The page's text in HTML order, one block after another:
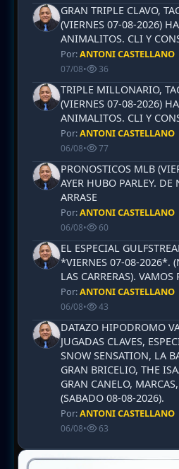
GRAN TRIPLE CLAVO,
(VIERNES 07-08-2026)
ANIMALITOS. CLI Y
Por:ANTONI CASTELLANO
07/08• 36
TRIPLE MILLONARIO,
(VIERNES 07-08-2026)
ANIMALITOS. CLI Y
Por:ANTONI CASTELLANO
06/08• 77
PRONOSTICOS MLB
AYER HUBO PARLEY. DE
ARRASE
Por:ANTONI CASTELLANO
06/08• 60
EL ESPECIAL
*VIERNES 07-08-2026*.
LAS CARRERAS). VAMOS
Por:ANTONI CASTELLANO
06/08• 43
DATAZO HIPODROMO
JUGADAS CLAVES,
SNOW SENSATION, LA
GRAN BRICELIO, THE
GRAN CANELO,
(SABADO 08-08-2026).
Por:ANTONI CASTELLANO
06/08• 63